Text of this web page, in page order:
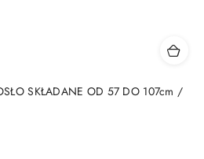
SKŁADANE OD 57 DO 107cm /